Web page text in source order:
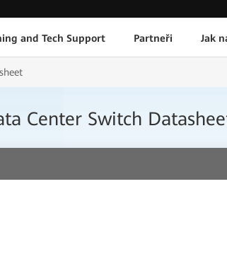
and Tech Support Partneři Jak
Center Switch